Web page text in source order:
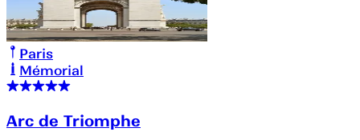
Paris
Mémorial
Arc de Triomphe